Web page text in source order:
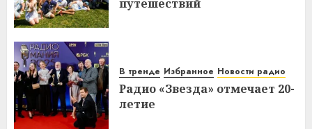
путешествий
В тренде Избранное Новости радио
Радио «Звезда» отмечает 20-
летие